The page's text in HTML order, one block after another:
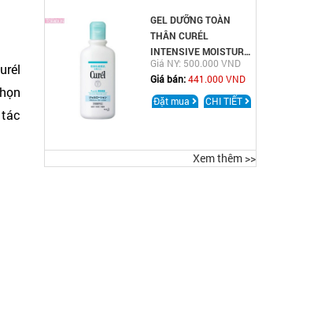
GEL DƯỠNG TOÀN
THÂN CURÉL
INTENSIVE MOISTURE
CARE GEL-LOTION
Giá NY: 500.000 VND
Giá bán:441.000 VND
Đặt mua
CHI TIẾT
Xem thêm >>